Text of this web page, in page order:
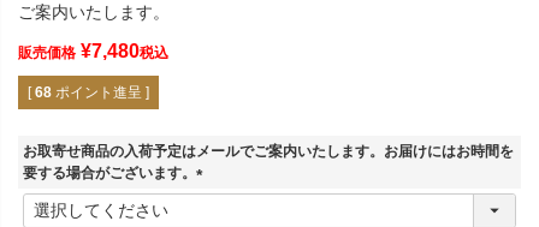
ご案内いたします。
販売価格 ¥7,480税込
[ 68 ポイント進呈 ]
お取寄せ商品の入荷予定はメールでご案内いたします。お届けにはお時間を
要する場合がございます。
(